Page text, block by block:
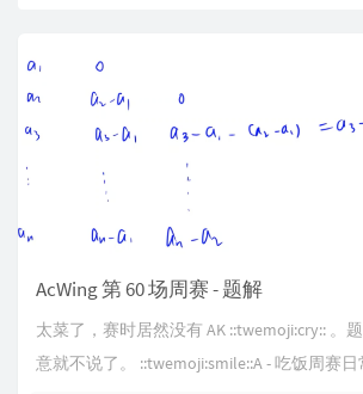
AcWing 第 60 场周赛 - 题解
太菜了，赛时居然没有 AK ::twemoji:cry:: 。
意就不说了。 ::twemoji:smile::A - 吃饭周赛日